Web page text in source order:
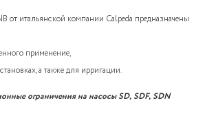
от итальянской компании Calpeda предназначены
применение,
а также для ирригации.
ограничения на насосы SD, SDF, SDN